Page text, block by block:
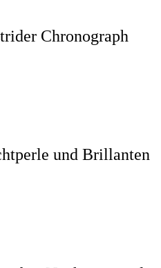
Chronograph
und Brillanten